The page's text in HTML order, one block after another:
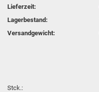
Lieferzeit:
Lagerbestand:
Versandgewicht:
Stck.: